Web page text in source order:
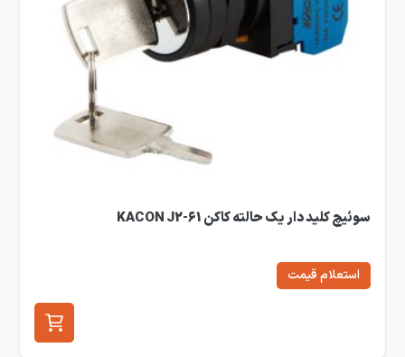
سوئیچ کلید دار یک حالته کاکن KACON J2-61
استعلام قیمت